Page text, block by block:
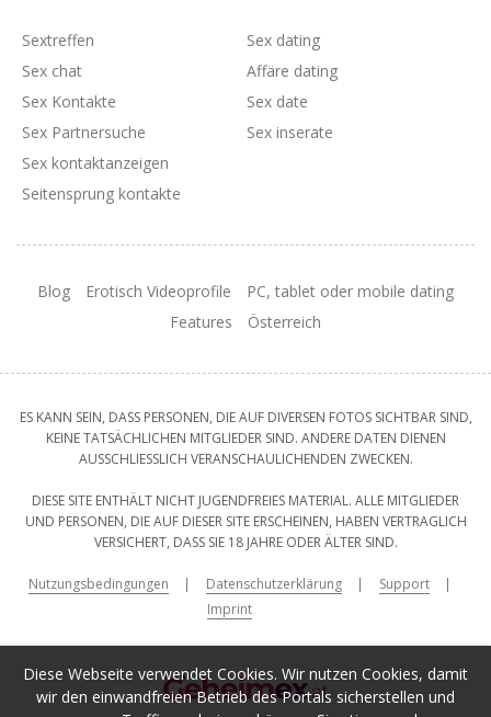
Diese Webseite verwendet Cookies. Wir nutzen Cookies, damit
wir den einwandfreien Betrieb des Portals sicherstellen und
Sextreffen
Sex chat
Sex Kontakte
Sex dating
Affäre dating
Sex date
Sex Partnersuche
Sex kontaktanzeigen
Seitensprung kontakte
Sex inserate
Blog Erotisch Videoprofile
PC, tablet oder mobile dating
Features
Österreich
ES KANN SEIN, DASS PERSONEN, DIE AUF DIVERSEN FOTOS SICHTBAR SIND,
KEINE TATSÄCHLICHEN MITGLIEDER SIND. ANDERE DATEN DIENEN
AUSSCHLIESSLICH VERANSCHAULICHENDEN ZWECKEN.
DIESE SITE ENTHÄLT NICHT JUGENDFREIES MATERIAL. ALLE MITGLIEDER
UND PERSONEN, DIE AUF DIESER SITE ERSCHEINEN, HABEN VERTRAGLICH
VERSICHERT, DASS SIE 18 JAHRE ODER ÄLTER SIND.
Nutzungsbedingungen Datenschutzerklärung
Support
Imprint